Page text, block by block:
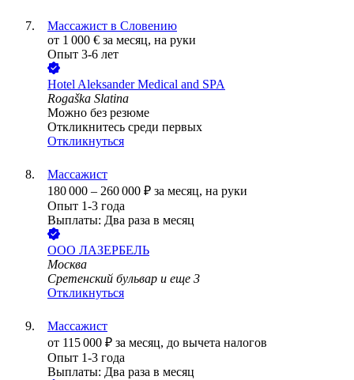
Массажист в Словению
от 1 000 € за месяц, на руки
Опыт 3-6 лет
Hotel Aleksander Medical and SPA
Rogaška Slatina
Можно без резюме
Откликнитесь среди первых
Откликнуться
Массажист
180 000 – 260 000 ₽ за месяц, на руки
Опыт 1-3 года
Выплаты: Два раза в месяц
ООО ЛАЗЕРБЕЛЬ
Москва
Сретенский бульвар и еще 3
Откликнуться
Массажист
от 115 000 ₽ за месяц, до вычета налогов
Опыт 1-3 года
Выплаты: Два раза в месяц